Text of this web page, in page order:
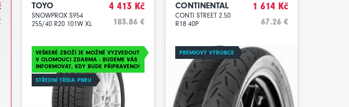
TOYO
SNOWPROX S954
255/40 R20 101W XL
4 413 Kč
183.86 €
VEŠKERÉ ZBOŽÍ JE MOŽNÉ VYZVEDOUT
V OLOMOUCI ZDARMA - BUDEME VÁS
INFORMOVAT, KDY BUDE PŘIPRAVENO!
STŘEDNÍ TŘÍDA PNEU
CONTINENTAL
CONTI STREET 2.50
R18 40P
1 614 Kč
67.26 €
PRÉMIOVÝ VÝROBCE